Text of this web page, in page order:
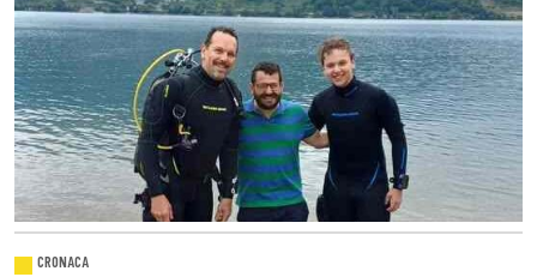
CRONACA